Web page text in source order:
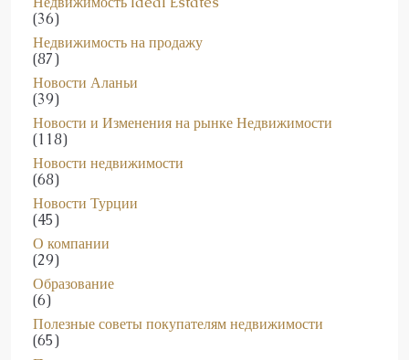
Недвижимость Ideal Estates
(36)
Недвижимость на продажу
(87)
Новости Аланьи
(39)
Новости и Изменения на рынке Недвижимости
(118)
Новости недвижимости
(68)
Новости Турции
(45)
О компании
(29)
Образование
(6)
Полезные советы покупателям недвижимости
(65)